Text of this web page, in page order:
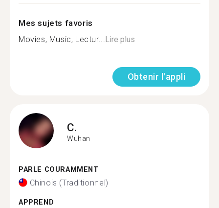
Mes sujets favoris
Movies, Music, Lectur...Lire plus
Obtenir l'appli
C.
Wuhan
PARLE COURAMMENT
Chinois (Traditionnel)
APPREND